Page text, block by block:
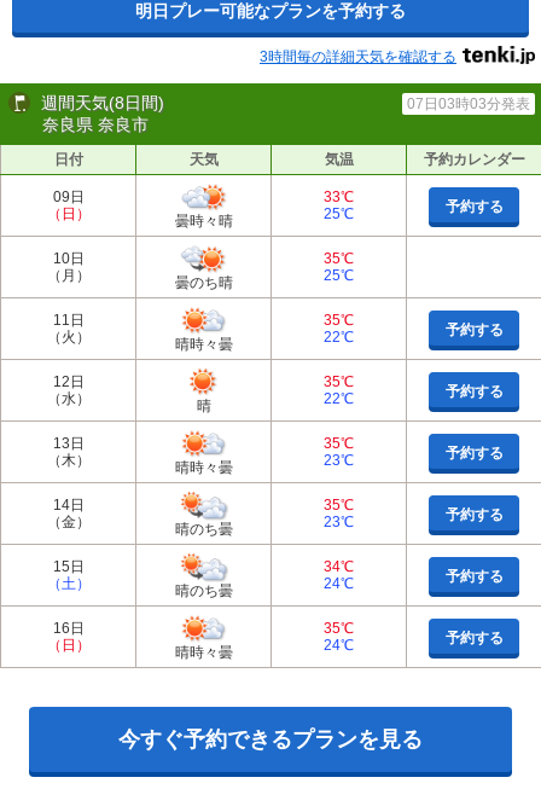
明日プレー可能なプランを予約する
3時間毎の詳細天気を確認する
週間天気(8日間)
奈良県 奈良市
07日03時03分発表
日付 天気 気温 予約カレンダー
09日
（日）
曇時々晴
33℃
25℃
予約する
10日
（月）
曇のち晴
35℃
25℃
11日
（火）
晴時々曇
35℃
22℃
予約する
12日
（水）
晴
35℃
22℃
予約する
13日
（木）
晴時々曇
35℃
23℃
予約する
14日
（金）
晴のち曇
35℃
23℃
予約する
15日
（土）
晴のち曇
34℃
24℃
予約する
16日
（日）
晴時々曇
35℃
24℃
予約する
今すぐ予約できるプランを見る